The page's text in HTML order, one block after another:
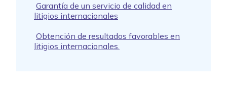
Garantía de un servicio de calidad en
litigios internacionales
Obtención de resultados favorables en
litigios internacionales.